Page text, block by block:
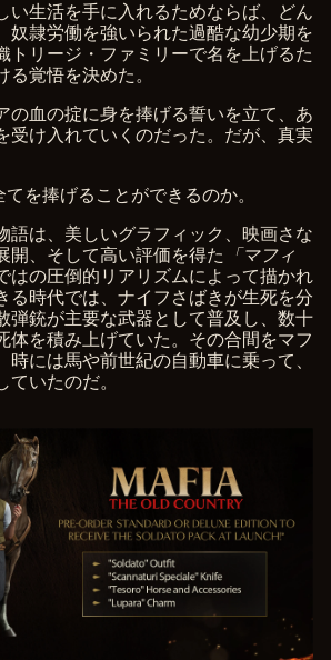
い生活を手に入れるためならば、どん
奴隷労働を強いられた過酷な幼少期を
トリージ・ファミリーで名を上げるた
覚悟を決めた。
の血の掟に身を捧げる誓いを立て、あ
受け入れていくのだった。だが、真実
を捧げることができるのか。
語は、美しいグラフィック、映画さな
開、そして高い評価を得た
「マフィ
はの圧倒的リアリズムによって描かれ
る時代では、ナイフさばきが生死を分
弾銃が主要な武器として普及し、数十
体を積み上げていた。その合間をマフ
時には馬や前世紀の自動車に乗って、
いたのだ。